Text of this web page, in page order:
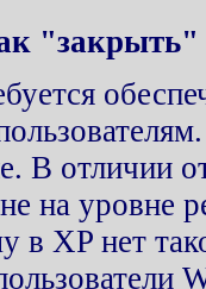
"закрыть"
В отличии
на уровне
в XP нет